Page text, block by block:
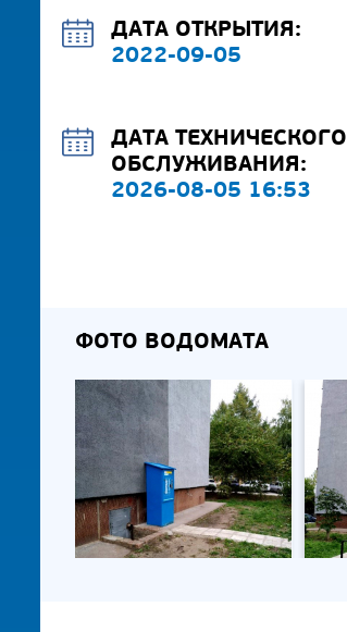
ДАТА ОТКРЫТИЯ:
2022-09-05
ДАТА ТЕХНИЧЕСКОГО
ОБСЛУЖИВАНИЯ:
2026-08-05 16:53
ФОТО ВОДОМАТА